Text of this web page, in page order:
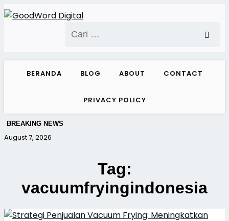
Skip
untuk:
BERANDA BLOG ABOUT CONTACT
PRIVACY POLICY
BREAKING NEWS
August 7, 2026
Tag:
vacuumfryingindonesia